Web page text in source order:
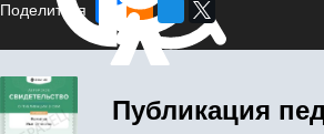
Поделиться
Публикация